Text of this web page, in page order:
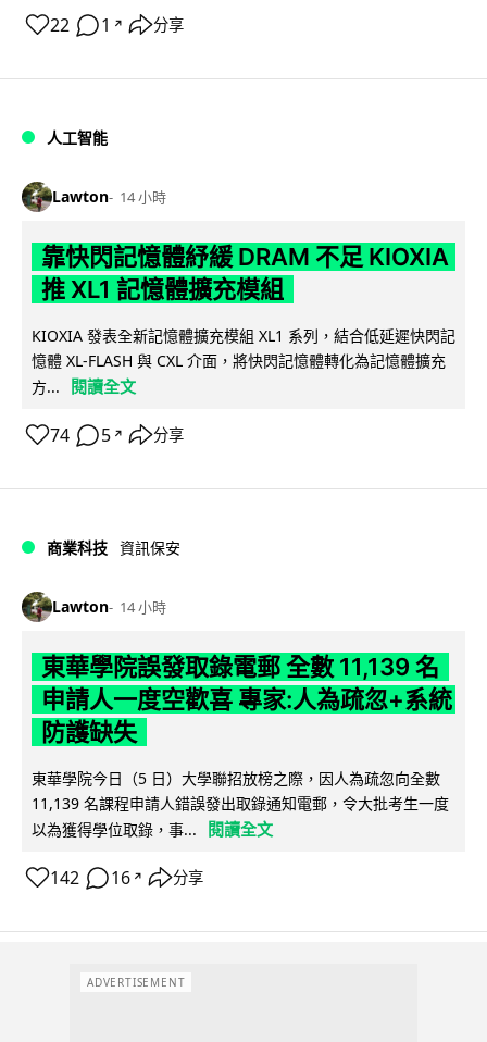
22 1 ↗ 分享
人工智能
Lawton 14 小時
靠快閃記憶體紓緩 DRAM 不足 KIOXIA
推 XL1 記憶體擴充模組
KIOXIA 發表全新記憶體擴充模組 XL1 系列，結合低延遲快閃記
憶體 XL-FLASH 與 CXL 介面，將快閃記憶體轉化為記憶體擴充
方...
閱讀全文
74 5 ↗ 分享
商業科技 資訊保安
Lawton 14 小時
東華學院誤發取錄電郵 全數 11,139 名
申請人一度空歡喜 專家:人為疏忽+系統
防護缺失
東華學院今日（5 日）大學聯招放榜之際，因人為疏忽向全數
11,139 名課程申請人錯誤發出取錄通知電郵，令大批考生一度
以為獲得學位取錄，事...
閱讀全文
142 16 ↗ 分享
ADVERTISEMENT